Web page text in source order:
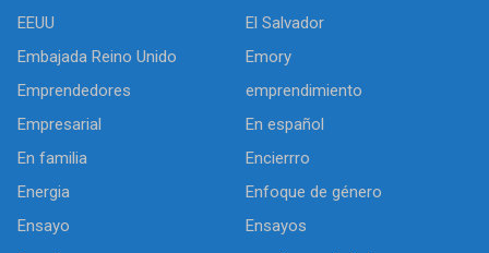
EEUU
El Salvador
Embajada Reino Unido
Emory
Emprendedores
emprendimiento
Empresarial
En español
En familia
Encierrro
Energia
Enfoque de género
Ensayo
Ensayos